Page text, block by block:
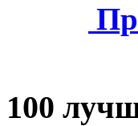
100